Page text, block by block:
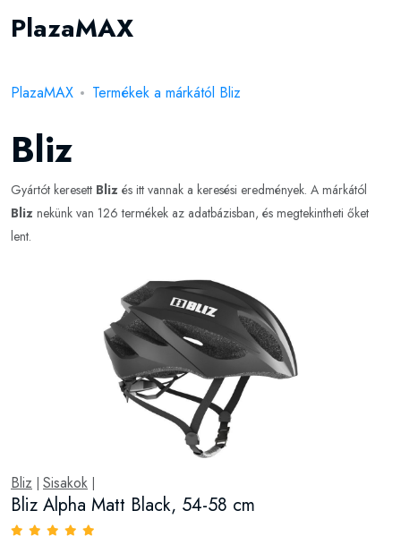
PlazaMAX
PlazaMAX Termékek a márkától Bliz
Bliz
Gyártót keresett Bliz és itt vannak a keresési eredmények. A márkától
Bliz nekünk van 126 termékek az adatbázisban, és megtekintheti őket
lent.
Bliz Sisakok
Bliz Alpha Matt Black, 54-58 cm